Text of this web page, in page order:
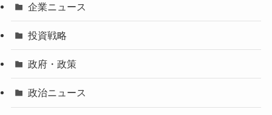
企業ニュース
投資戦略
政府・政策
政治ニュース